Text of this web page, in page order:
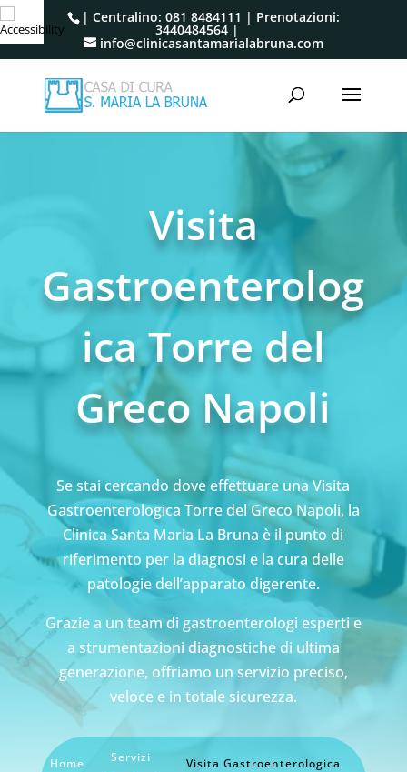
| Centralino: 081 8484111 | Prenotazioni:
3440484564 |
info@clinicasantamarialabruna.com
Visita
Gastroenterolog
ica Torre del
Greco Napoli
Se stai cercando dove effettuare una Visita
Gastroenterologica Torre del Greco Napoli, la
Clinica Santa Maria La Bruna è il punto di
riferimento per la diagnosi e la cura delle
patologie dell’apparato digerente.
Grazie a un team di gastroenterologi esperti e
a strumentazioni diagnostiche di ultima
generazione, offriamo un servizio preciso,
veloce e in totale sicurezza.
Home
Servizi
Visita Gastroenterologica